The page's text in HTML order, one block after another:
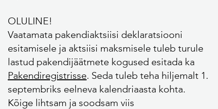
OLULINE!
Vaatamata pakendiaktsiisi deklaratsiooni
esitamisele ja aktsiisi maksmisele tuleb turule
lastud pakendijäätmete kogused esitada ka
Pakendiregistrisse. Seda tuleb teha hiljemalt 1.
septembriks eelneva kalendriaasta kohta.
Kõige lihtsam ja soodsam viis